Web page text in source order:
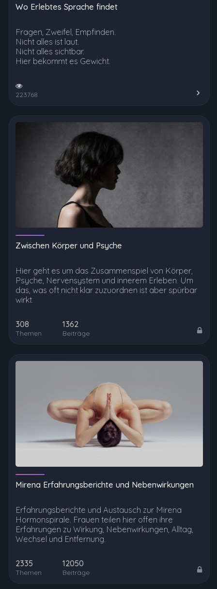
Wo Erlebtes Sprache findet
Fragen, Zweifel, Empfinden.
Nicht alles ist laut.
Nicht alles sichtbar.
Hier bekommt es Gewicht.
223768
Zwischen Körper und Psyche
Hier geht es um das Zusammenspiel von Körper,
Psyche, Nervensystem und innerem Erleben. Um
das, was oft nicht klar zuzuordnen ist aber spürbar
wirkt.
308
Themen
1362
Beiträge
Mirena Erfahrungsberichte und Nebenwirkungen
Erfahrungsberichte und Austausch zur Mirena
Hormonspirale. Frauen teilen hier offen ihre
Erfahrungen zu Wirkung, Nebenwirkungen, Alltag,
Wechsel und Entfernung.
2335
Themen
12050
Beiträge